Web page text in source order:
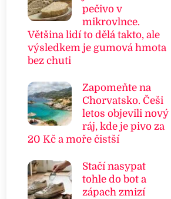
pečivo v
mikrovlnce.
Většina lidí to dělá takto, ale
výsledkem je gumová hmota
bez chuti
Zapomeňte na
Chorvatsko. Češi
letos objevili nový
ráj, kde je pivo za
20 Kč a moře čistší
Stačí nasypat
tohle do bot a
zápach zmizí